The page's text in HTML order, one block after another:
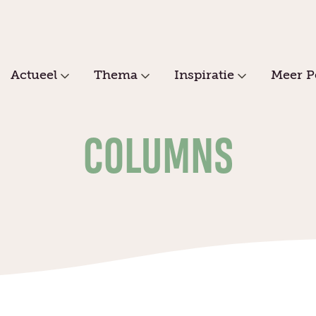
Actueel Thema Inspiratie Meer
COLUMNS